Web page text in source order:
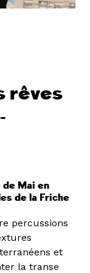
rêves
de Mai en
de la Friche
percussions
et
la transe